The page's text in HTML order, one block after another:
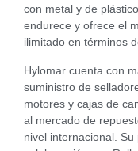
con metal y de
endurece y ofrece el
ilimitado en términos
Hylomar cuenta con
suministro de
motores y cajas de
al mercado de
nivel internacional.